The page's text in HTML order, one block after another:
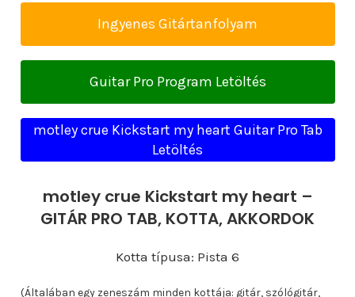
Ingyenes Gitártanfolyam
Guitar Pro Program Letöltés
motley crue Kickstart my heart Guitar Pro Tab
Letöltés
motley crue Kickstart my heart –
GITÁR PRO TAB, KOTTA, AKKORDOK
Kotta típusa: Pista 6
(Általában egy zeneszám minden kottája: gitár, szólógitár,